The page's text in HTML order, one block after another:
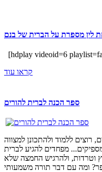
לין מספרת על הברית של בנם
[hdplay videoid=6
קראו עוד
ספר הכנה לברית להורים
ללמוד ולהתכונן למצווה
מפחדים להגיע לברית
וטרדות, ולהרגיש החמצה שלא